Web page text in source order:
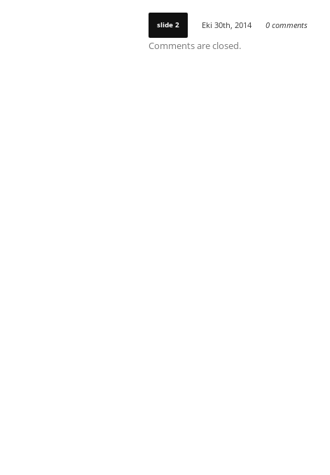
slide 2 Eki 30th, 2014 0 comments
Comments are closed.